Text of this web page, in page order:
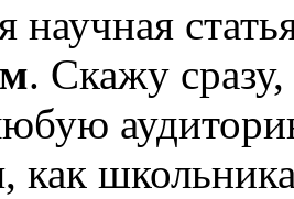
научная
. Скажу
как